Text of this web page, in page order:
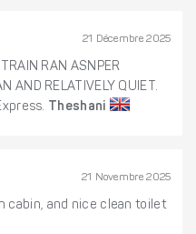
21 Décembre 2025
TRAIN RAN ASNPER
AND RELATIVELY QUIET.
Theshani
21 Novembre 2025
cabin, and nice clean toilet